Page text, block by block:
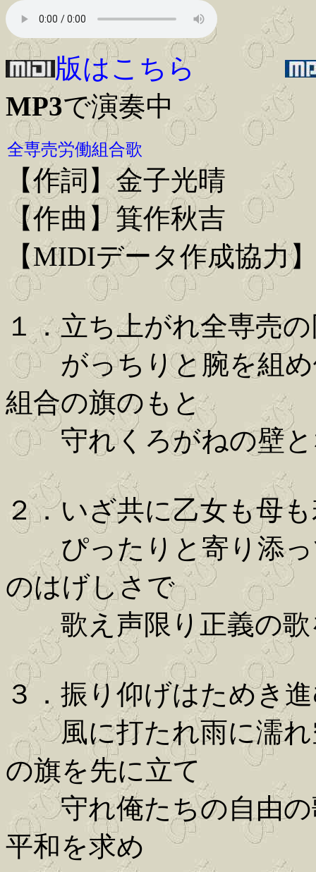
版はこちら
MP3で演奏中
全専売労働組合歌
【作詞】金子光晴
【作曲】箕作秋吉
【MIDIデータ作成協力
１．立ち上がれ全専売
がっちりと腕を組め
組合の旗のもと
守れくろがねの壁と
２．いざ共に乙女も母
ぴったりと寄り添っ
のはげしさで
歌え声限り正義の歌
３．振り仰げはためき
風に打たれ雨に濡れ
の旗を先に立て
守れ俺たちの自由の
平和を求め